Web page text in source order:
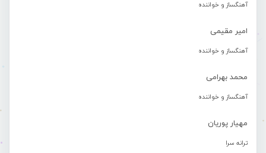
آهنگساز و خواننده
امیر مقیمی
آهنگساز و خواننده
محمد بهرامی
آهنگساز و خواننده
مهیار پوریان
ترانه سرا